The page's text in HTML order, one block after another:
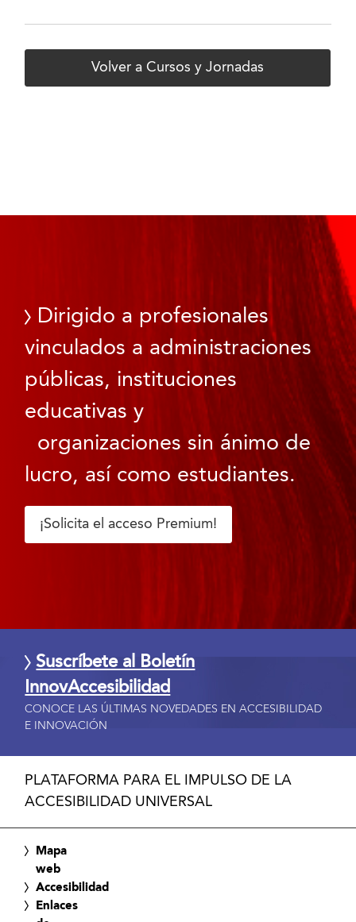
Volver a Cursos y Jornadas
Dirigido a profesionales
vinculados a administraciones
públicas, instituciones
educativas y
organizaciones sin ánimo de
lucro, así como estudiantes.
¡Solicita el acceso Premium!
Suscríbete al Boletín
InnovAccesibilidad
CONOCE LAS ÚLTIMAS NOVEDADES EN ACCESIBILIDAD
E INNOVACIÓN
PLATAFORMA PARA EL IMPULSO DE LA
ACCESIBILIDAD UNIVERSAL
Mapa
web
Accesibilidad
Enlaces